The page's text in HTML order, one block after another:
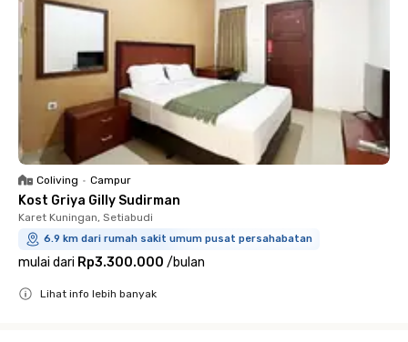
Coliving • Campur
Kost Griya Gilly Sudirman
Karet Kuningan, Setiabudi
6.9 km dari rumah sakit umum pusat persahabatan
mulai dari Rp3.300.000 /bulan
Lihat info lebih banyak